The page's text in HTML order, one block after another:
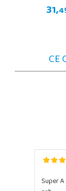
31,
CE
Super